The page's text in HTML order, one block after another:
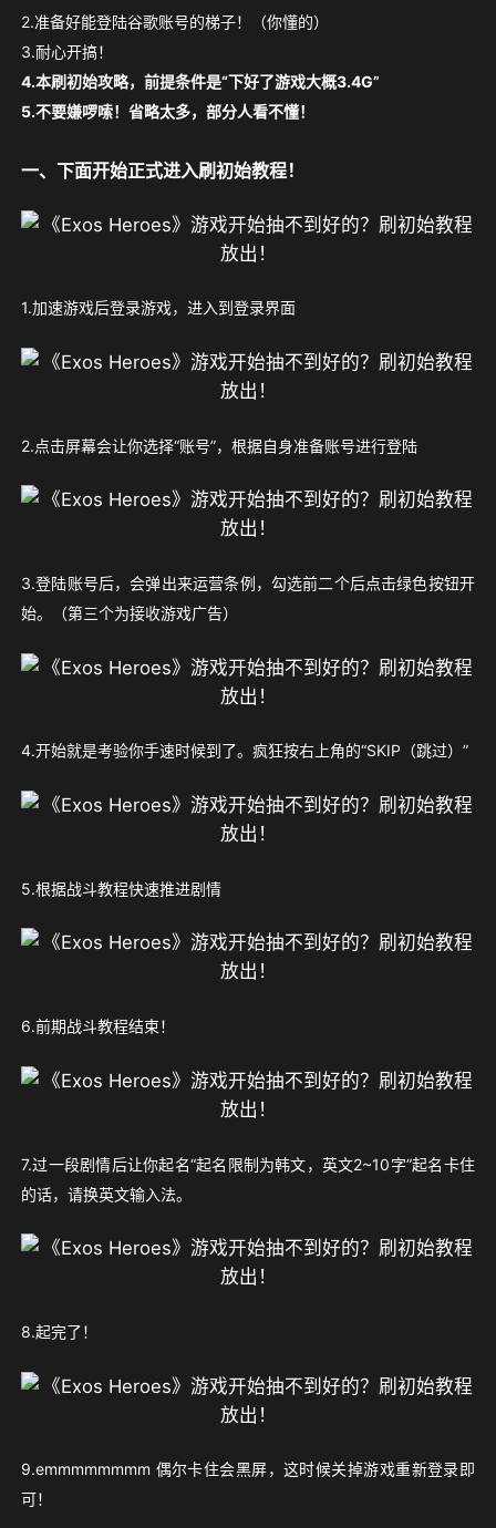
2.准备好能登陆谷歌账号的梯子！（你懂的）
3.耐心开搞！
4.本刷初始攻略，前提条件是“下好了游戏大概3.4G”
5.不要嫌啰嗦！省略太多，部分人看不懂！
一、下面开始正式进入刷初始教程！
1.加速游戏后登录游戏，进入到登录界面
2.点击屏幕会让你选择“账号”，根据自身准备账号进行登陆
3.登陆账号后，会弹出来运营条例，勾选前二个后点击绿色按钮开
始。（第三个为接收游戏广告）
4.开始就是考验你手速时候到了。疯狂按右上角的“SKIP（跳过）”
5.根据战斗教程快速推进剧情
6.前期战斗教程结束！
7.过一段剧情后让你起名“起名限制为韩文，英文2~10字”起名卡住
的话，请换英文输入法。
8.起完了！
9.emmmmmmmm 偶尔卡住会黑屏，这时候关掉游戏重新登录即
可！